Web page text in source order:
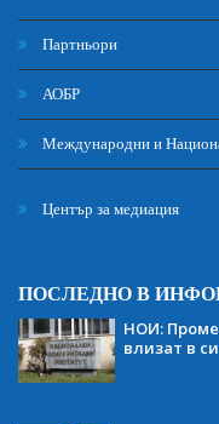
Партньори
АОБР
Международни и
Център за медиация
ПОСЛЕДНО В
НОИ:
влизат в